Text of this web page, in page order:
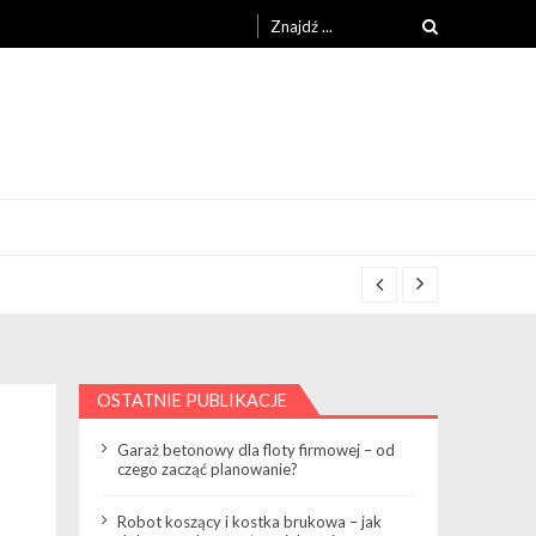
for:
OSTATNIE PUBLIKACJE
Garaż betonowy dla floty firmowej – od
czego zacząć planowanie?
Robot koszący i kostka brukowa – jak